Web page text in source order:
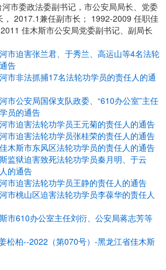
市委政法委副书记，市公安局局长、党委
， 2017.1兼任副市长； 1992-2009 任职佳
佳木斯市公安局党委副书记、副局长
市迫害张兰君、于秀兰、高运山等4名法轮
告
市非法抓捕17名法轮功学员的责任人的通
市公安局国保支队政委、“610办公室”主任
员的通告
市迫害法轮功学员王元菊的责任人的通告
市迫害法轮功学员张桂荣的责任人的通告
木斯市东风区法轮功学员的责任人的通告
监狱迫害致死法轮功学员秦月明、于云
的通告
市迫害法轮功学员王静的责任人的通告
市桃山区迫害法轮功学员李葆华的责任人
市610办公室主任刘衍、公安局蒋志芳等
松柏--2022（第070号）-黑龙江省佳木斯